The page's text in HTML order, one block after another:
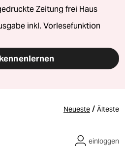
Zeitung frei Haus
inkl. Vorlesefunktion
Neueste / Älteste
einloggen